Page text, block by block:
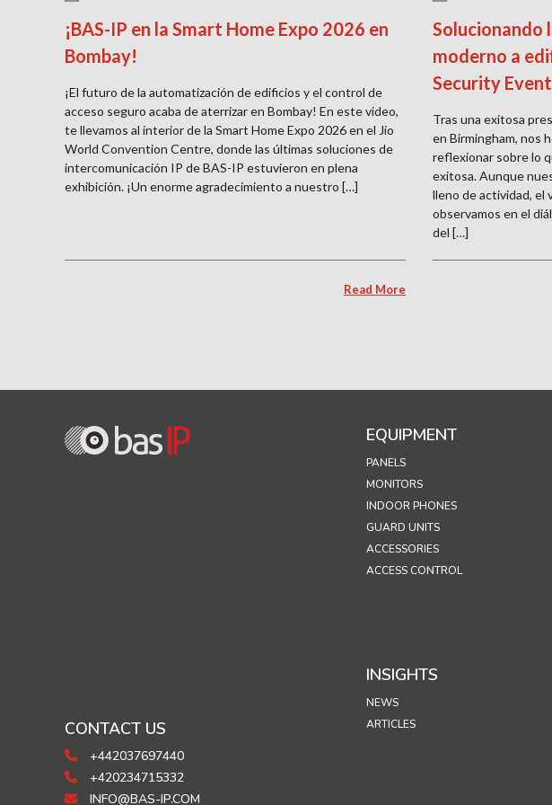
¡BAS-IP en la Smart Home Expo 2026 en
Bombay!
¡El futuro de la automatización de edificios y el control de
acceso seguro acaba de aterrizar en Bombay! En este video,
te llevamos al interior de la Smart Home Expo 2026 en el Jio
World Convention Centre, donde las últimas soluciones de
intercomunicación IP de BAS-IP estuvieron en plena
exhibición. ¡Un enorme agradecimiento a nuestro […]
Read More
Solucionando
moderno a
Security Event
Tras una exitosa
en Birmingham, nos
reflexionar sobre lo
exitosa. Aunque
lleno de actividad, el
observamos en el
del […]
CONTACT US
+442037697440
+420234715332
INFO@BAS-IP.COM
EQUIPMENT
PANELS
MONITORS
INDOOR PHONES
GUARD UNITS
ACCESSORIES
ACCESS CONTROL
INSIGHTS
NEWS
ARTICLES